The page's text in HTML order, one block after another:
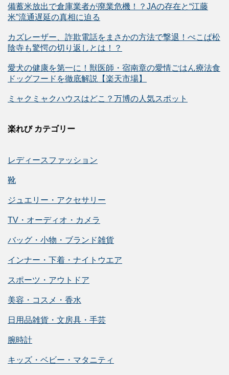
備蓄米放出で倉庫業者が廃業危機！？JAの存在と“江藤
米”流通遅延の真相に迫る
カズレーザー、詐欺電話をまさかの方法で撃退！ぺこぱ松
陰寺も驚愕の切り返しとは！？
愛犬の健康を第一に！獣医師・宿南章の愛情ごはん療法食
ドッグフードを徹底解説【楽天市場】
ミャクミャクハウスはどこ？万博の人気スポット
楽れび カテゴリー
レディースファッション
靴
ジュエリー・アクセサリー
TV・オーディオ・カメラ
バッグ・小物・ブランド雑貨
インナー・下着・ナイトウエア
スポーツ・アウトドア
美容・コスメ・香水
日用品雑貨・文房具・手芸
腕時計
キッズ・ベビー・マタニティ